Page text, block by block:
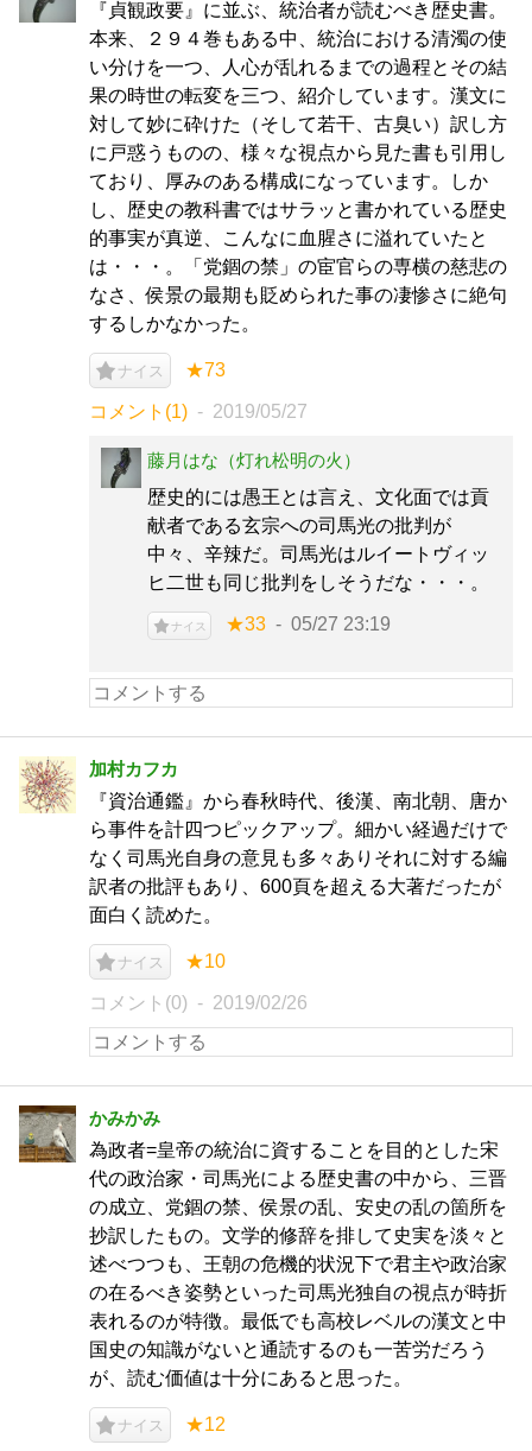
『貞観政要』に並ぶ、統治者が読むべき歴史書。
本来、２９４巻もある中、統治における清濁の使
い分けを一つ、人心が乱れるまでの過程とその結
果の時世の転変を三つ、紹介しています。漢文に
対して妙に砕けた（そして若干、古臭い）訳し方
に戸惑うものの、様々な視点から見た書も引用し
ており、厚みのある構成になっています。しか
し、歴史の教科書ではサラッと書かれている歴史
的事実が真逆、こんなに血腥さに溢れていたと
は・・・。「党錮の禁」の宦官らの専横の慈悲の
なさ、侯景の最期も貶められた事の凄惨さに絶句
するしかなかった。
ナイス ★73
コメント(1) 2019/05/27
藤月はな（灯れ松明の火）
歴史的には愚王とは言え、文化面では貢
献者である玄宗への司馬光の批判が
中々、辛辣だ。司馬光はルイートヴィッ
ヒ二世も同じ批判をしそうだな・・・。
ナイス ★33 05/27 23:19
加村カフカ
『資治通鑑』から春秋時代、後漢、南北朝、唐か
ら事件を計四つピックアップ。細かい経過だけで
なく司馬光自身の意見も多々ありそれに対する編
訳者の批評もあり、600頁を超える大著だったが
面白く読めた。
ナイス ★10
コメント(0) 2019/02/26
かみかみ
為政者=皇帝の統治に資することを目的とした宋
代の政治家・司馬光による歴史書の中から、三晋
の成立、党錮の禁、侯景の乱、安史の乱の箇所を
抄訳したもの。文学的修辞を排して史実を淡々と
述べつつも、王朝の危機的状況下で君主や政治家
の在るべき姿勢といった司馬光独自の視点が時折
表れるのが特徴。最低でも高校レベルの漢文と中
国史の知識がないと通読するのも一苦労だろう
が、読む価値は十分にあると思った。
ナイス ★12